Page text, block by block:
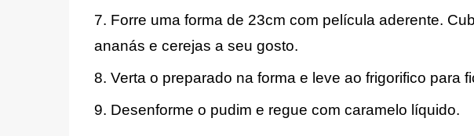
7. Forre uma forma de 23cm com película aderente.
ananás e cerejas a seu gosto.
8. Verta o preparado na forma e leve ao frigorifico para
9. Desenforme o pudim e regue com caramelo líquido.